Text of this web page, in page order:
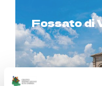
Fossato di